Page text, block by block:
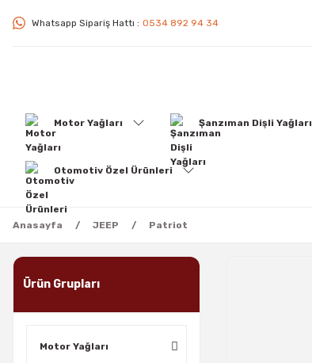
Whatsapp Sipariş Hattı : 0534 892 94 34
Motor Yağları Şanzıman Dişli Yağları
Otomotiv Özel Ürünleri
Anasayfa JEEP Patriot
Ürün Grupları
Motor Yağları